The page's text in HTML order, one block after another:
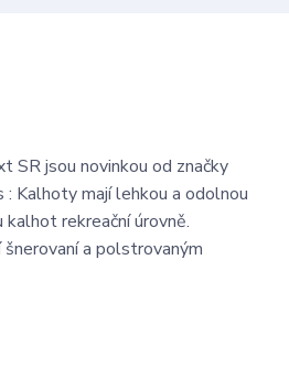
SR jsou novinkou od značky
: Kalhoty mají lehkou a odolnou
rekreační úrovně.
a polstrovaným